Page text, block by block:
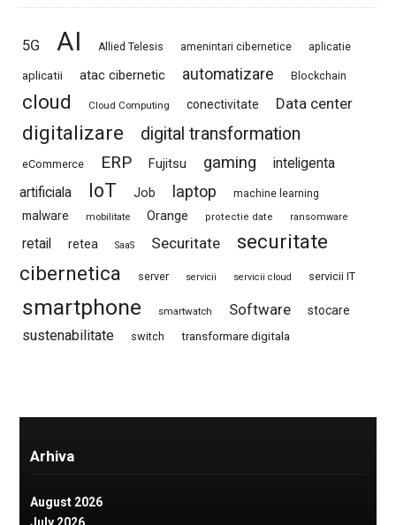
5G AI Allied Telesis amenintari cibernetice aplicatie
aplicatii atac cibernetic automatizare Blockchain
cloud Cloud Computing conectivitate Data center
digitalizare digital transformation
eCommerce ERP Fujitsu gaming
inteligenta
artificiala
IoT Job laptop machine learning
malware mobilitate Orange protectie date ransomware
retail retea SaaS Securitate
securitate
cibernetica
server servicii servicii cloud servicii IT
smartphone smartwatch Software stocare
sustenabilitate switch transformare digitala
Arhiva
August 2026